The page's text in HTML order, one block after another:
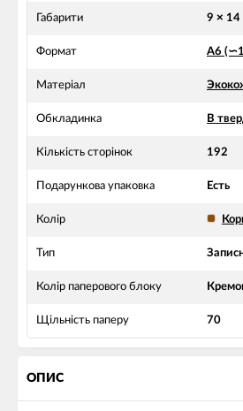
Габарити 9 × 14
Формат А6
Матеріал
Обкладинка В
Кількість сторінок 192
Подарункова упаковка Есть
Колір
Тип
Колір паперового блоку
Щільність паперу 70
ОПИС